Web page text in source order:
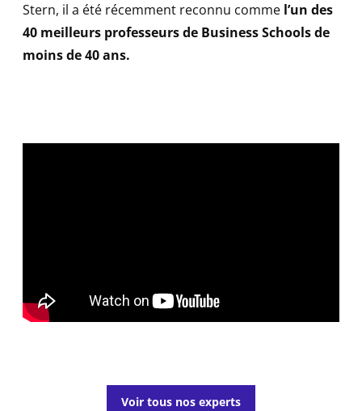
Stern, il a été récemment reconnu comme l’un des
40 meilleurs professeurs de Business Schools de
moins de 40 ans.
Voir tous nos experts